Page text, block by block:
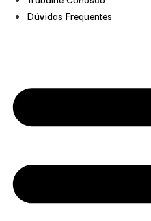
Dúvidas Frequentes